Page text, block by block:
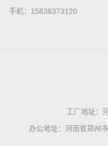
手机：15838373120
工厂地址：
办公地址：河南省郑州